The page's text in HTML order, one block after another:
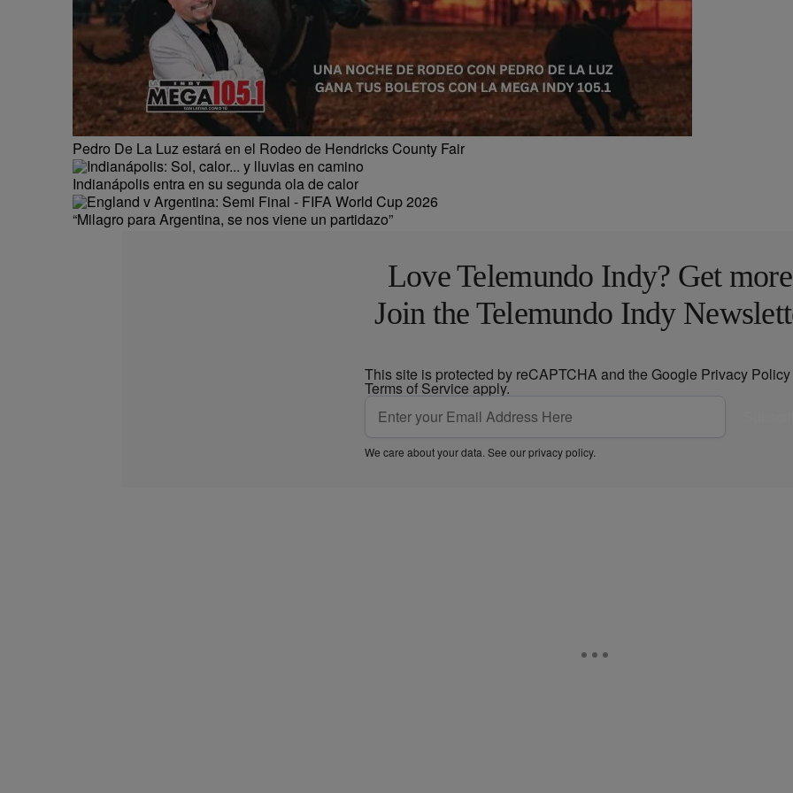
Pedro De La Luz estará en el Rodeo de Hendricks County Fair
Indianápolis entra en su segunda ola de calor
“Milagro para Argentina, se nos viene un partidazo”
Love Telemundo Indy? Get
Join the Telemundo Indy
This site is protected by reCAPTCHA and the Google Privacy Policy
Terms of Service apply.
We care about your data. See ourprivacy policy.